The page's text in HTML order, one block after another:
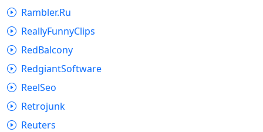
Rambler.Ru
ReallyFunnyClips
RedBalcony
RedgiantSoftware
ReelSeo
Retrojunk
Reuters